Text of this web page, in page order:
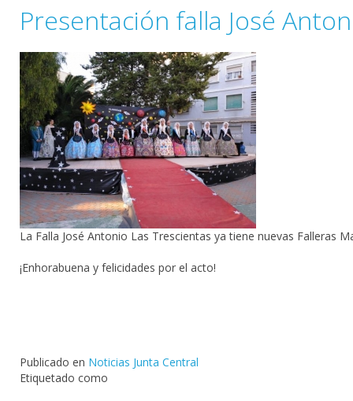
Presentación falla José
La Falla José Antonio Las Trescientas ya tiene nuevas Falleras
¡Enhorabuena y felicidades por el acto!
Publicado en Noticias Junta Central
Etiquetado como